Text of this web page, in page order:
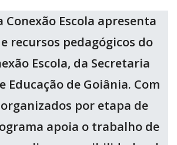
Conexão Escola apresenta
recursos pedagógicos do
Escola, da Secretaria
Educação de Goiânia. Com
por etapa de
apoia o trabalho de